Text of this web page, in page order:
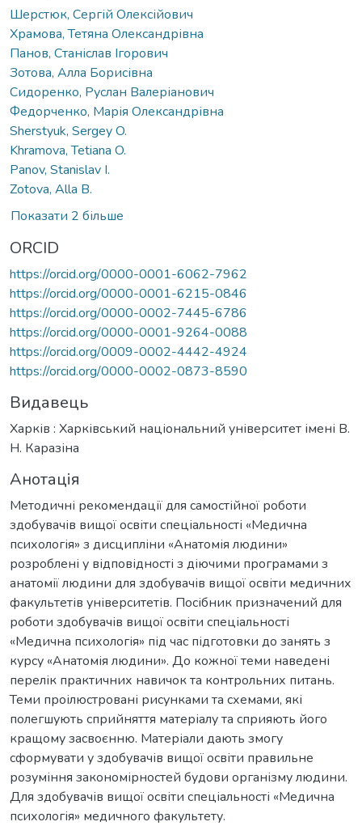
Шерстюк, Сергій Олексійович
Храмова, Тетяна Олександрівна
Панов, Станіслав Ігорович
Зотова, Алла Борисівна
Сидоренко, Руслан Валеріанович
Федорченко, Марія Олександрівна
Sherstyuk, Sergey O.
Khramova, Tetiana O.
Panov, Stanislav I.
Zotova, Alla B.
Показати 2 більше
ORCID
https://orcid.org/0000-0001-6062-7962
https://orcid.org/0000-0001-6215-0846
https://orcid.org/0000-0002-7445-6786
https://orcid.org/0000-0001-9264-0088
https://orcid.org/0009-0002-4442-4924
https://orcid.org/0000-0002-0873-8590
Видавець
Харків : Харківський національний університет імені В.
Н. Каразіна
Анотація
Методичні рекомендації для самостійної роботи
здобувачів вищої освіти спеціальності «Медична
психологія» з дисципліни «Анатомія людини»
розроблені у відповідності з діючими програмами з
анатомії людини для здобувачів вищої освіти медичних
факультетів університетів. Посібник призначений для
роботи здобувачів вищої освіти спеціальності
«Медична психологія» під час підготовки до занять з
курсу «Анатомія людини». До кожної теми наведені
перелік практичних навичок та контрольних питань.
Теми проілюстровані рисунками та схемами, які
полегшують сприйняття матеріалу та сприяють його
кращому засвоєнню. Матеріали дають змогу
сформувати у здобувачів вищої освіти правильне
розуміння закономірностей будови організму людини.
Для здобувачів вищої освіти спеціальності «Медична
психологія» медичного факультету.